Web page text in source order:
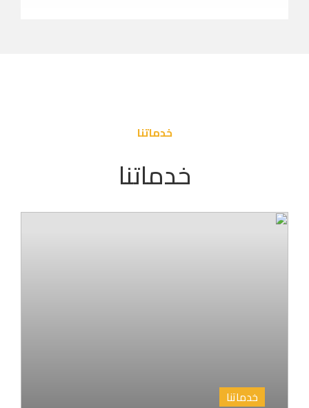
خدماتنا
خدماتنا
خدماتنا